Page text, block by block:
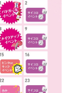
問
JAPAN